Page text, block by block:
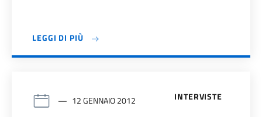
LEGGI DI PIÙ
INTERVISTE
12 GENNAIO 2012